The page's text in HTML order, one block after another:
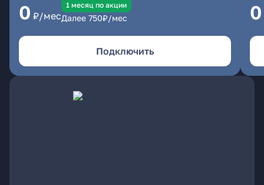
0 ₽/мес
1 месяц по акции
Далее 750₽/мес
Подключить
0